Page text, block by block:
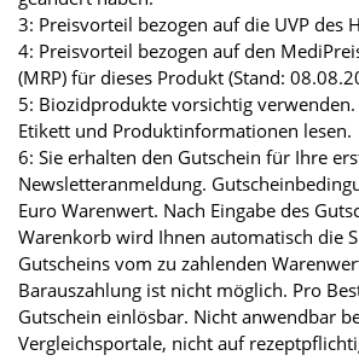
3: Preisvorteil bezogen auf die UVP des
4: Preisvorteil bezogen auf den
(MRP) für dieses Produkt (Stand:
5: Biozidprodukte vorsichtig
Etikett und Produktinformationen lesen.
6: Sie erhalten den Gutschein für Ihre
Newsletteranmeldung.
Euro Warenwert. Nach Eingabe des
Warenkorb wird Ihnen automatisch die
Gutscheins vom zu zahlenden
Barauszahlung ist nicht möglich. Pro
Gutschein einlösbar. Nicht anwendbar
Vergleichsportale, nicht auf